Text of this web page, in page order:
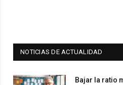
NOTICIAS DE ACTUALIDAD
Bajar la ratio